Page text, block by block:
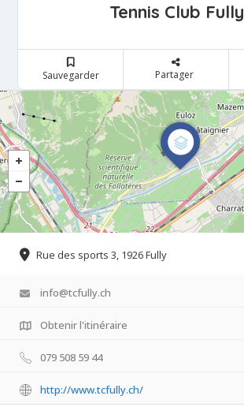
Tennis Club Fully
Sauvegarder Partager
Rue des sports 3, 1926 Fully
info@tcfully.ch
Obtenir l'itinéraire
079 508 59 44
http://www.tcfully.ch/